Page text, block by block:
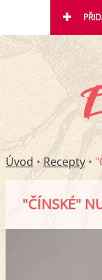
Úvod • Recepty •
"ČÍNSKÉ"